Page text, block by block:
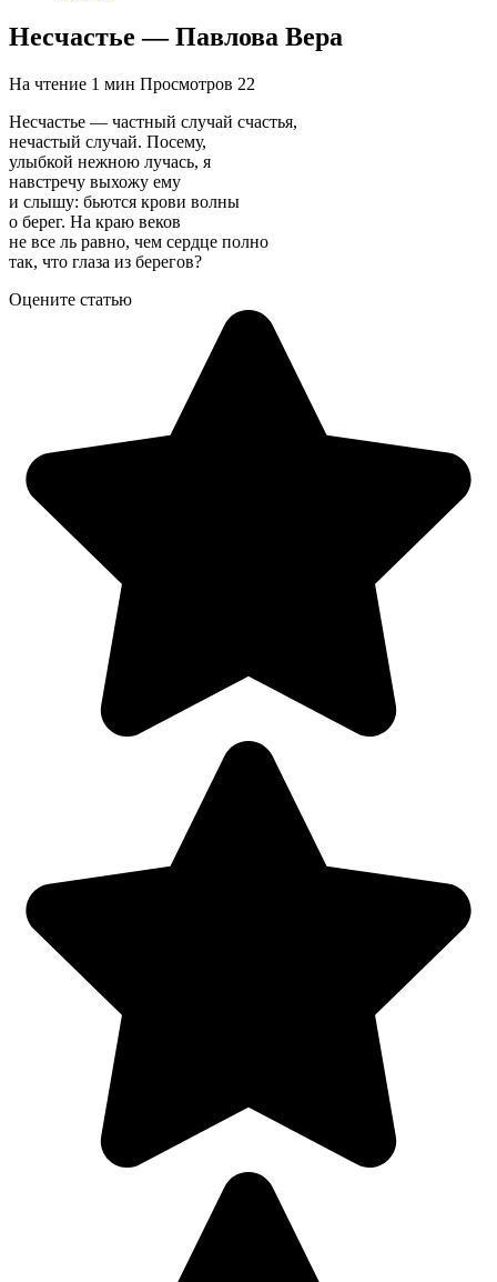
Несчастье — Павлова Вера
На чтение 1 мин Просмотров 22
Несчастье — частный случай счастья,
нечастый случай. Посему,
улыбкой нежною лучась, я
навстречу выхожу ему
и слышу: бьются крови волны
о берег. На краю веков
не все ль равно, чем сердце полно
так, что глаза из берегов?
Оцените статью